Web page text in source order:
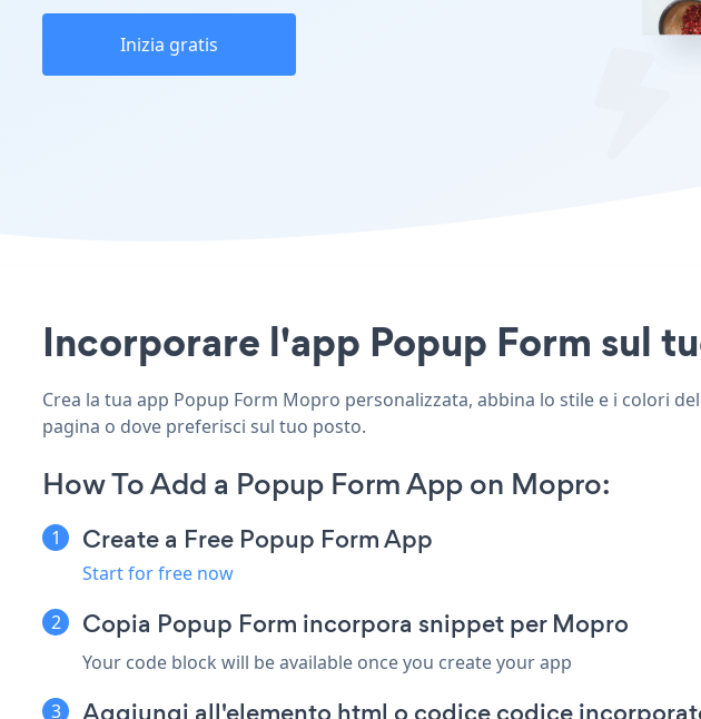
Inizia gratis
Incorporare l'app Popup Form sul
Crea la tua app Popup Form Mopro personalizzata, abbina lo stile e i colori
pagina o dove preferisci sul tuo posto.
How To Add a Popup Form App on Mopro:
Create a Free Popup Form App
Start for free now
Copia Popup Form incorpora snippet per Mopro
Your code block will be available once you create your app